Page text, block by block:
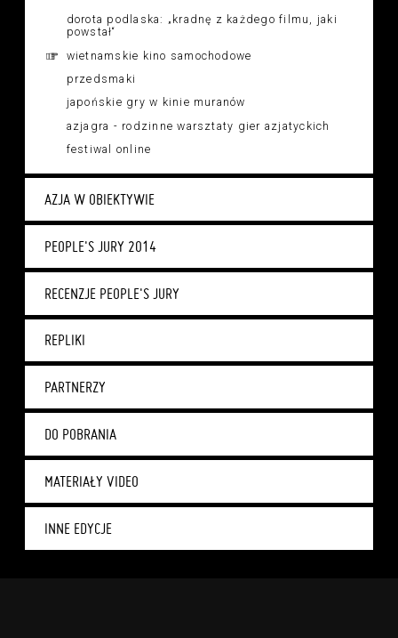
dorota podlaska: „kradnę z każdego filmu, jaki
powstał“
wietnamskie kino samochodowe
przedsmaki
japońskie gry w kinie muranów
azjagra - rodzinne warsztaty gier azjatyckich
festiwal online
AZJA W OBIEKTYWIE
PEOPLE'S JURY 2014
RECENZJE PEOPLE'S JURY
REPLIKI
PARTNERZY
DO POBRANIA
MATERIAŁY VIDEO
INNE EDYCJE